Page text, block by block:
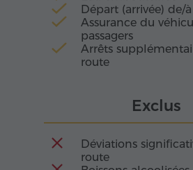
Départ (arrivée) de/
Assurance du
passagers
Arrêts
route
Exclus
Déviations
route